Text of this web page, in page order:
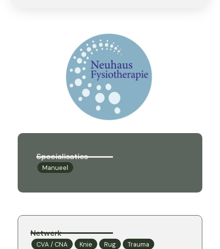
Specialisaties
Manueel
Netwerk
CVA / CNA Knie Rug Trauma